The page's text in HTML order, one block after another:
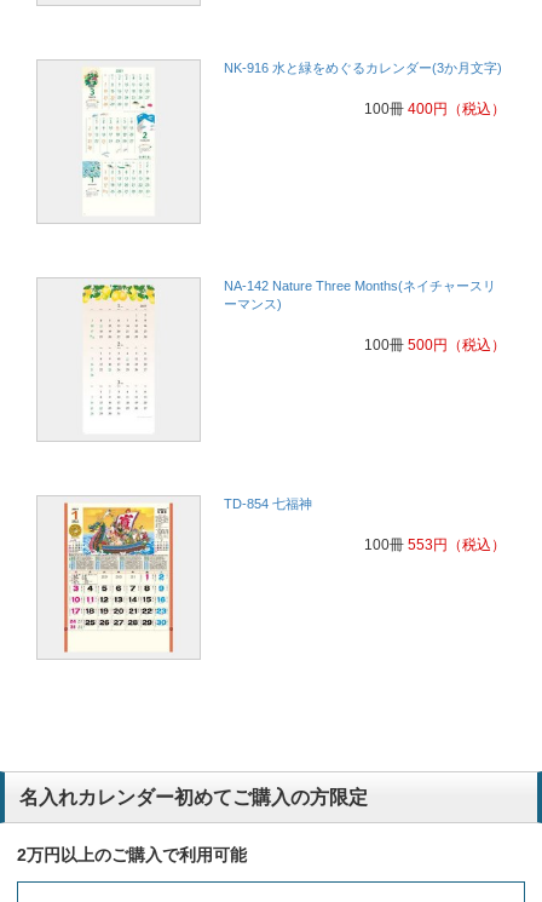
NK-916 水と緑をめぐるカレンダー(3か月文字)
100冊 400円 （税込）
NA-142 Nature Three Months(ネイチャースリ
ーマンス)
100冊 500円 （税込）
TD-854 七福神
100冊 553円 （税込）
名入れカレンダー初めてご購入の方限定
2万円以上のご購入で利用可能